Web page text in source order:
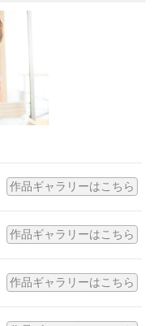
作品ギャラリーはこちら
作品ギャラリーはこちら
作品ギャラリーはこちら